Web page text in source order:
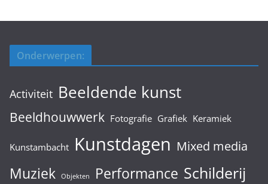
Onderwerpen:
Activiteit Beeldende kunst
Beeldhouwwerk Fotografie Grafiek Keramiek
Kunstambacht Kunstdagen Mixed media
Muziek Objekten Performance Schilderij